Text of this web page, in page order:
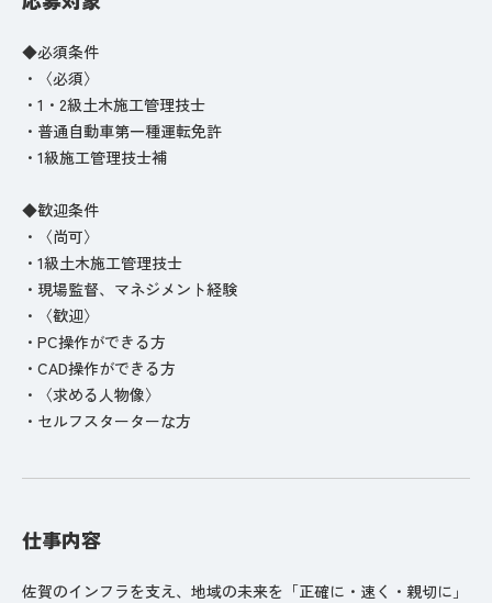
◆必須条件
・〈必須〉
・1・2級土木施工管理技士
・普通自動車第一種運転免許
・1級施工管理技士補
◆歓迎条件
・〈尚可〉
・1級土木施工管理技士
・現場監督、マネジメント経験
・〈歓迎〉
・PC操作ができる方
・CAD操作ができる方
・〈求める人物像〉
・セルフスターターな方
仕事内容
佐賀のインフラを支え、地域の未来を「正確に・速く・親切に」